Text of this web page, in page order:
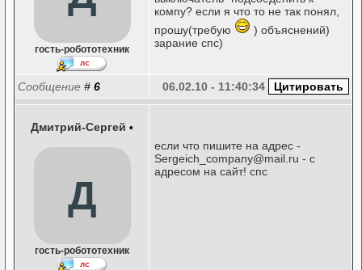
гость-робототехник
компу? если я что то не так понял,
прошу(требую
) объяснений)
зарание спс)
Сообщение # 6 06.02.10 - 11:40:34
Дмитрий-Сергей •
Д
гость-робототехник
если что пишите на адрес -
Sergeich_company@mail.ru - с
адресом на сайт! спс